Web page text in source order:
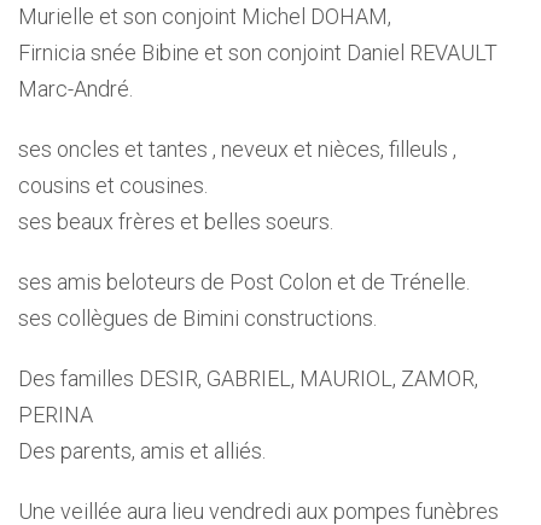
Murielle et son conjoint Michel DOHAM,
Firnicia snée Bibine et son conjoint Daniel REVAULT
Marc-André.
ses oncles et tantes , neveux et nièces, filleuls ,
cousins et cousines.
ses beaux frères et belles soeurs.
ses amis beloteurs de Post Colon et de Trénelle.
ses collègues de Bimini constructions.
Des familles DESIR, GABRIEL, MAURIOL, ZAMOR,
PERINA
Des parents, amis et alliés.
Une veillée aura lieu vendredi aux pompes funèbres